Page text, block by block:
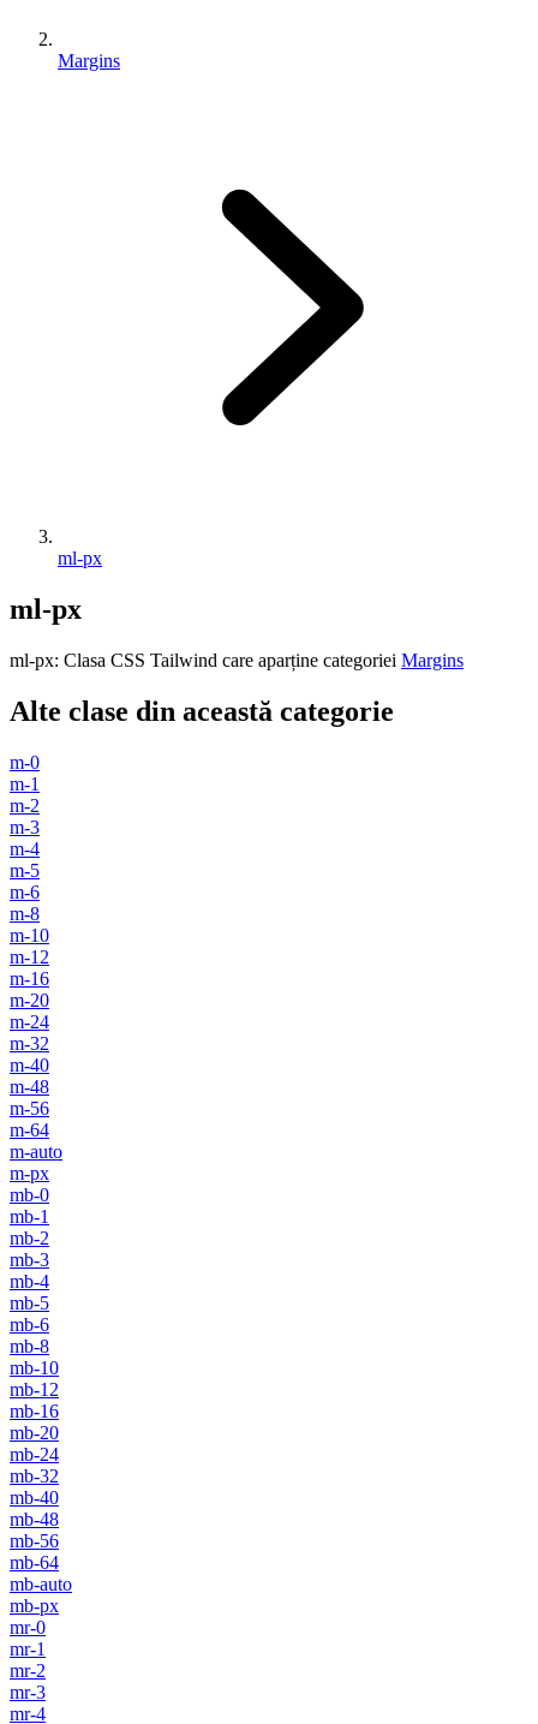
Margins
ml-px
ml-px
ml-px: Clasa CSS Tailwind care aparține categoriei Margins
Alte clase din această categorie
m-0
m-1
m-2
m-3
m-4
m-5
m-6
m-8
m-10
m-12
m-16
m-20
m-24
m-32
m-40
m-48
m-56
m-64
m-auto
m-px
mb-0
mb-1
mb-2
mb-3
mb-4
mb-5
mb-6
mb-8
mb-10
mb-12
mb-16
mb-20
mb-24
mb-32
mb-40
mb-48
mb-56
mb-64
mb-auto
mb-px
mr-0
mr-1
mr-2
mr-3
mr-4